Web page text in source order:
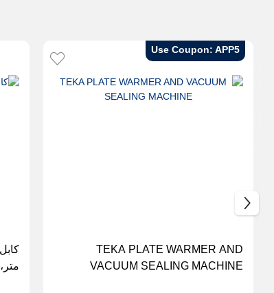
Use Coupon: APP5
TEKA PLATE WARMER AND
VACUUM SEALING MACHINE